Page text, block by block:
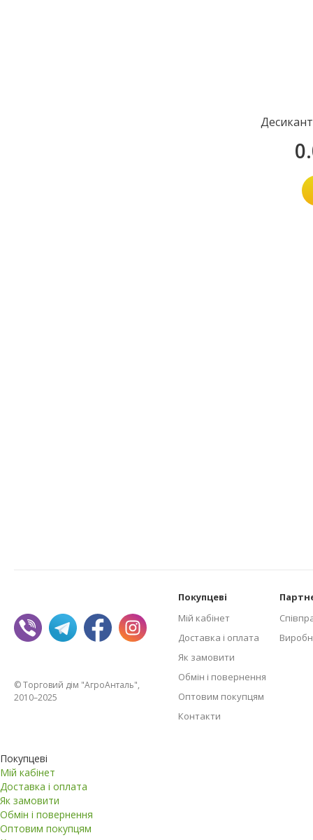
© Торговий дім "АгроАнталь",
2010–2025
Покупцеві
Мій кабінет
Доставка і оплата
Як замовити
Обмін і повернення
Оптовим покупцям
Контакти
Покупцеві
Мій кабінет
Доставка і оплата
Як замовити
Обмін і повернення
Оптовим покупцям